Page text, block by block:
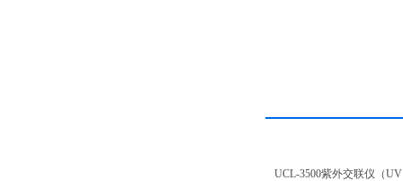
UCL-3500紫外交联仪（